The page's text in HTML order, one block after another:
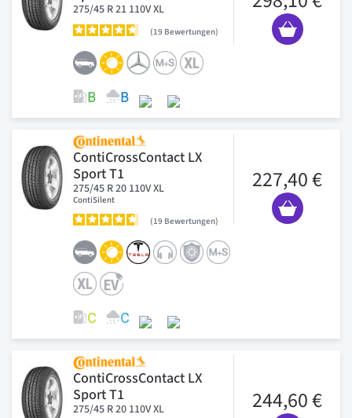
275/45 R 21 110V XL
19 Bewertungen
ContiCrossContact LX
Sport T1
275/45 R 20 110V XL
ContiSilent
19 Bewertungen
227,40 €
ContiCrossContact LX
Sport T1
275/45 R 20 110V XL 244,60 €